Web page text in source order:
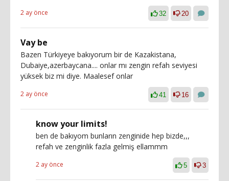
2 ay önce 32 20
Vay be
Bazen Türkiyeye bakıyorum bir de Kazakistana,
Dubaiye,azerbaycana.... onlar mı zengin refah seviyesi
yüksek biz mi diye. Maalesef onlar
2 ay önce 41 16
know your limits!
ben de bakıyom bunların zenginide hep bizde,,,
refah ve zenginlik fazla gelmiş ellammm
2 ay önce 5 3